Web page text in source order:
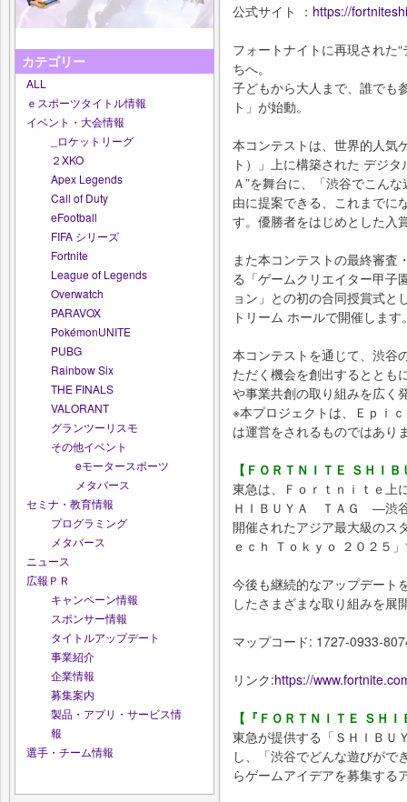
カテゴリー
ALL
ｅスポーツタイトル情報
イベント・大会情報
_ロケットリーグ
２XKO
Apex Legends
Call of Duty
eFootball
FIFA シリーズ
Fortnite
League of Legends
Overwatch
PARAVOX
PokémonUNITE
PUBG
Rainbow Six
THE FINALS
VALORANT
グランツーリスモ
その他イベント
eモータースポーツ
メタバース
セミナ・教育情報
プログラミング
メタバース
ニュース
広報ＰＲ
キャンペーン情報
スポンサー情報
タイトルアップデート
事業紹介
企業情報
募集案内
製品・アプリ・サービス情
報
選手・チーム情報
公式サイト ： https://
フォートナイトに再現された
ちへ。
子どもから大人まで、誰でも
ト」が始動。
本コンテストは、世界的人気
ト）」上に構築された デジ
Ａ”を舞台に、「渋谷でこん
由に提案できる、これまでに
す。優勝者をはじめとした入
また本コンテストの最終審査
る「ゲームクリエイター甲子
ョン」との初の合同授賞式と
トリーム ホールで開催します
本コンテストを通じて、渋谷
ただく機会を創出するととも
や事業共創の取り組みを広く
※本プロジェクトは、Ｅｐｉ
は運営をされるものではあり
【ＦＯＲＴＮＩＴＥ ＳＨＩ
東急は、Ｆｏｒｔｎｉｔｅ上
ＨＩＢＵＹＡ ＴＡＧ ―渋谷
開催されたアジア最大級のス
ｅｃｈ Ｔｏｋｙｏ ２０２５
今後も継続的なアップデート
したさまざまな取り組みを展
マップコード: 1727-0933-
リンク:https://
【『ＦＯＲＴＮＩＴＥ ＳＨ
東急が提供する「ＳＨＩＢ
し、「渋谷でどんな遊びがで
らゲームアイデアを募集する